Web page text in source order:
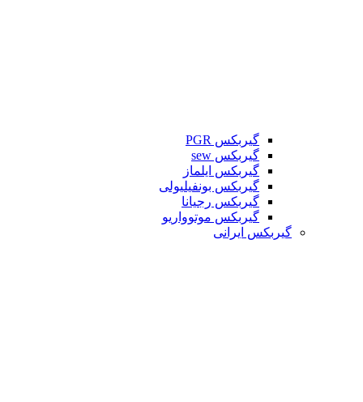
گیربکس PGR
گیربکس sew
گیربکس ایلماز
گیربکس بونفیلیولی
گیربکس رجیانا
گیربکس موتوواریو
گیربکس ایرانی